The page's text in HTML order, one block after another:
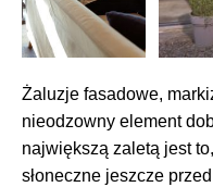
Żaluzje fasadowe,
nieodzowny element
największą zaletą jest
słoneczne jeszcze